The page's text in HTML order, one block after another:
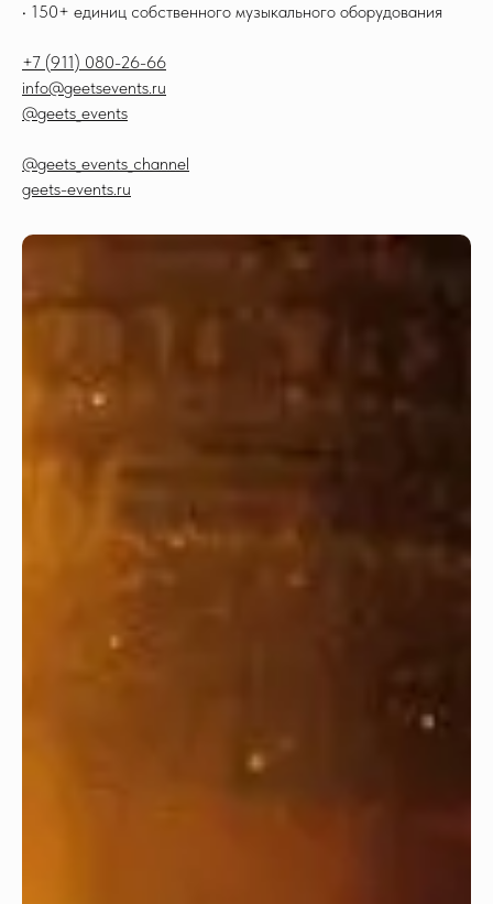
• 150+ единиц собственного музыкального оборудования
+7 (911) 080-26-66
info@geetsevents.ru
@geets_events
@geets_events_channel
geets-events.ru